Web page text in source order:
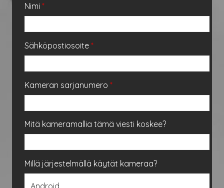
Nimi *
Sähköpostiosoite *
Kameran sarjanumero *
Mitä kameramallia tämä viesti koskee?
Millä järjestelmällä käytät kameraa?